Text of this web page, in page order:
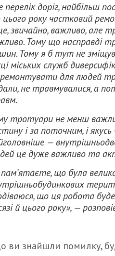
перелік доріг, найбільш
року частковий
звичайно, важливо, але
Тому що насправді
Тому я б тут не
міських служб
для людей
, не травмувалися, а
тротуари не менш
і за поточним, і
—
це дуже важливо та
що була
що ця робота
й цього року»,—
ви знайшли помилку,